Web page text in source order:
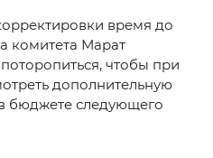
время до
комитета Марат
чтобы при
дополнительную
бюджете следующего